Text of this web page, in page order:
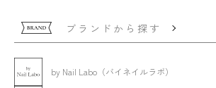
ブランドから探す
by Nail Labo（バイネイルラボ）